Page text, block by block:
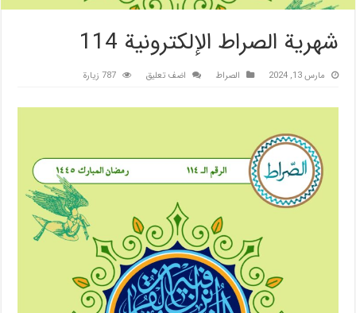
شهریة الصراط الإلكترونية 114
مارس 13, 2024 الصراط اضف تعليق 787 زيارة